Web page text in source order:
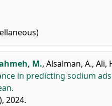
M., Alsalman, A., Ali,
in predicting sodium
2024.